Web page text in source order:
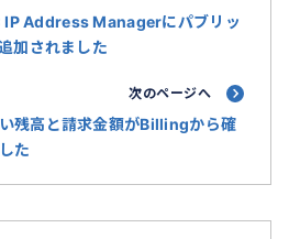
IP Address Managerにパブリッ
加されました
次のページへ
い残高と請求金額がBillingから確
た